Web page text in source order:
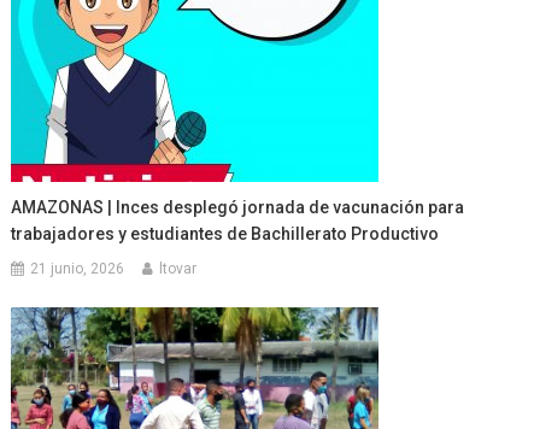
AMAZONAS | Inces desplegó jornada de vacunación para
trabajadores y estudiantes de Bachillerato Productivo
21 junio, 2026 ltovar